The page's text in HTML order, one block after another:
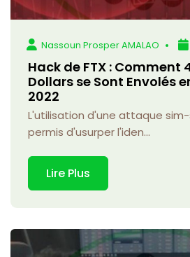
Nassoun Prosper AMALAO
Hack de FTX : Comment
Dollars se Sont Envolés
2022
L'utilisation d'une attaque
permis d'usurper l'iden...
Lire Plus